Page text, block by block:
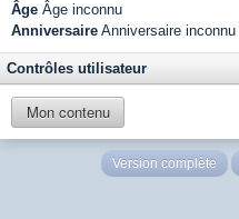
Âge Âge inconnu
Anniversaire Anniversaire inconnu
Contrôles utilisateur
Mon contenu
Version complète